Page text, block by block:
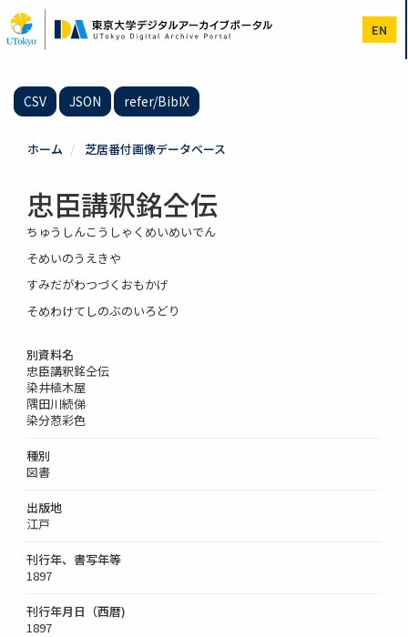
イ
ン
EN
CSV JSON refer/BibIX
ホーム 芝居番付画像データベース
忠臣講釈銘仝伝
ちゅうしんこうしゃくめいめいでん
そめいのうえきや
すみだがわつづくおもかげ
そめわけてしのぶのいろどり
別資料名
忠臣講釈銘仝伝
染井植木屋
隅田川続俤
染分荵彩色
種別
図書
出版地
江戸
刊行年、書写年等
1897
刊行年月日（西暦)
1897